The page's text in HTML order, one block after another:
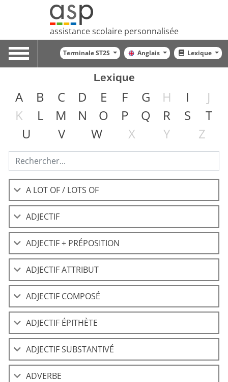
assistance scolaire personnalisée
Toggle
navigation
Terminale ST2S Anglais Lexique
Lexique
A B C D E F G H I
J
K
L M N O P Q R S
T
U
V W X Y Z
A LOT OF / LOTS OF
ADJECTIF
ADJECTIF + PRÉPOSITION
ADJECTIF ATTRIBUT
ADJECTIF COMPOSÉ
ADJECTIF ÉPITHÈTE
ADJECTIF SUBSTANTIVÉ
ADVERBE